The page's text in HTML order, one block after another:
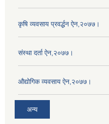
कृषि व्यवसाय प्रवर्द्धन ऐन,२०७७।
संस्था दर्ता ऐन,२०७७।
औद्योगिक व्यवसाय ऐन,२०७७।
अन्य